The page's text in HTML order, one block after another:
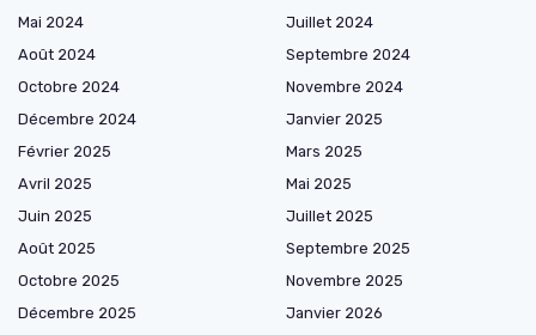
Mai 2024
Juillet 2024
Août 2024
Septembre 2024
Octobre 2024
Novembre 2024
Décembre 2024
Janvier 2025
Février 2025
Mars 2025
Avril 2025
Mai 2025
Juin 2025
Juillet 2025
Août 2025
Septembre 2025
Octobre 2025
Novembre 2025
Décembre 2025
Janvier 2026